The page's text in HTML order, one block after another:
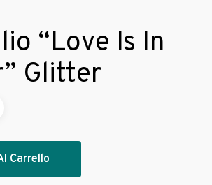
“Love Is In
Glitter
Carrello